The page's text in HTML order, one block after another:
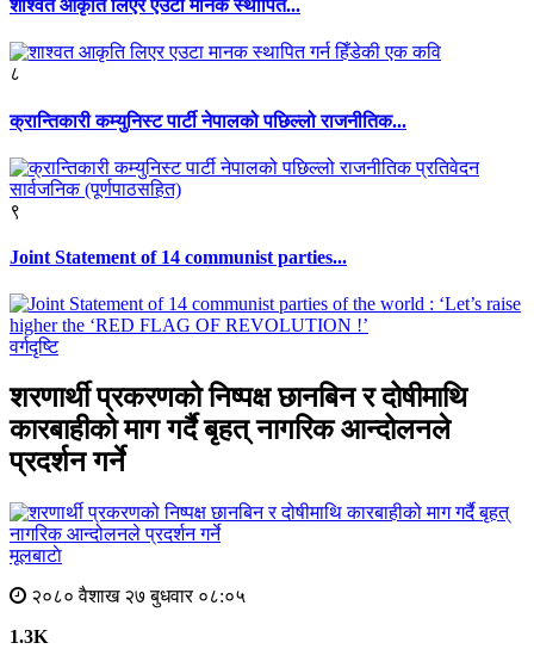
शाश्वत आकृति लिएर एउटा मानक स्थापित...
८
क्रान्तिकारी कम्युनिस्ट पार्टी नेपालको पछिल्लो राजनीतिक...
९
Joint Statement of 14 communist parties...
वर्गदृष्टि
शरणार्थी प्रकरणको निष्पक्ष छानबिन र दोषीमाथि
कारबाहीको माग गर्दै बृहत् नागरिक आन्दोलनले
प्रदर्शन गर्ने
मूलबाटाे
२०८० वैशाख २७ बुधवार ०८:०५
1.3K